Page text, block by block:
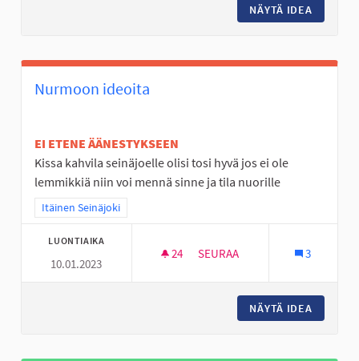
NÄYTÄ IDEA
Nurmoon ideoita
EI ETENE ÄÄNESTYKSEEN
Kissa kahvila seinäjoelle olisi tosi hyvä jos ei ole
lemmikkiä niin voi mennä sinne ja tila nuorille
Rajaa tulokset teeman mukaan: Itäinen Seinäjoki
Itäinen Seinäjoki
LUONTIAIKA
10.01.2023
24 24 SEURAAJAA
SEURAA 3
NÄYTÄ IDEA